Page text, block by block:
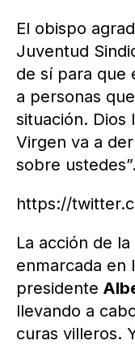
El obispo
Juventud
de sí para que
a personas
situación. Dios
Virgen va a
sobre ustedes”.
https://
La acción de
enmarcada en
presidente
llevando a
curas villeros.